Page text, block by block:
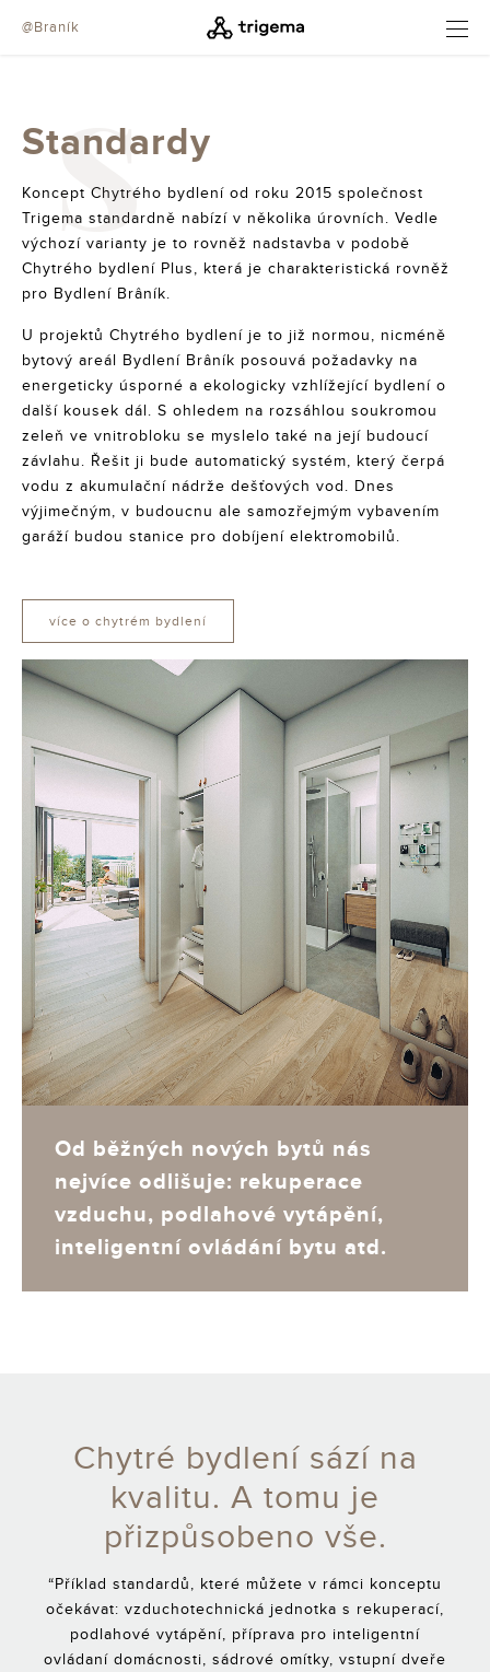
@Braník
S
Standardy
Koncept Chytrého bydlení od roku 2015 společnost
Trigema standardně nabízí v několika úrovních. Vedle
výchozí varianty je to rovněž nadstavba v podobě
Chytrého bydlení Plus, která je charakteristická rovněž
pro Bydlení Brâník.
U projektů Chytrého bydlení je to již normou, nicméně
bytový areál Bydlení Brâník posouvá požadavky na
energeticky úsporné a ekologicky vzhlížející bydlení o
další kousek dál. S ohledem na rozsáhlou soukromou
zeleň ve vnitrobloku se myslelo také na její budoucí
závlahu. Řešit ji bude automatický systém, který čerpá
vodu z akumulační nádrže dešťových vod. Dnes
výjimečným, v budoucnu ale samozřejmým vybavením
garáží budou stanice pro dobíjení elektromobilů.
více o chytrém bydlení
Od běžných nových bytů nás
nejvíce odlišuje: rekuperace
vzduchu, podlahové vytápění,
inteligentní ovládání bytu atd.
Chytré bydlení sází na
kvalitu. A tomu je
přizpůsobeno vše.
“Příklad standardů, které můžete v rámci konceptu
očekávat: vzduchotechnická jednotka s rekuperací,
podlahové vytápění, příprava pro inteligentní
ovládaní domácnosti, sádrové omítky, vstupní dveře